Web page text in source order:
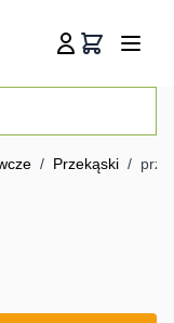
Koszyk
/ Przekąski /